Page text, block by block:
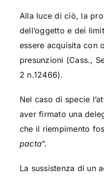
Alla luce di ciò, la
dell’oggetto e dei
essere acquisita con
presunzioni (Cass.,
2 n.12466).
Nel caso di specie
aver firmato una
che il riempimento
pacta”.
La sussistenza di un